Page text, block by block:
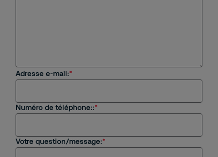
Adresse e-mail:
Numéro de téléphone::
Votre question/message: